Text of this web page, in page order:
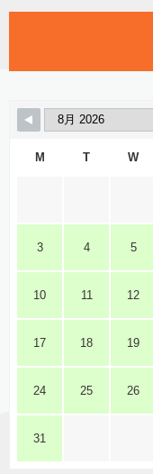
M T W
3 4 5
10 11 12
17 18 19
24 25 26
31